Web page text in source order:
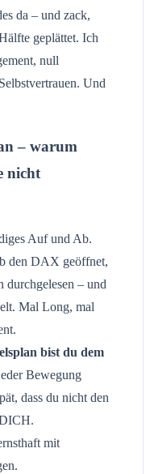
da – und zack,
geplättet. Ich
null
Und
– warum
nicht
Auf und Ab.
den DAX geöffnet,
durchgelesen – und
Mal Long, mal
bist du dem
Bewegung
dass du nicht den
mit